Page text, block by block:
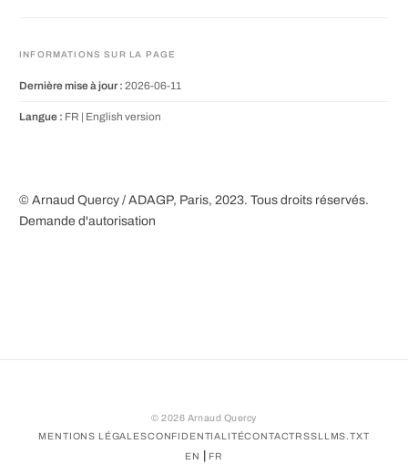
INFORMATIONS SUR LA PAGE
Dernière mise à jour : 2026-06-11
Langue : FR | English version
© Arnaud Quercy / ADAGP, Paris, 2023. Tous droits réservés.
Demande d'autorisation
©2026 Arnaud Quercy
MENTIONS LÉGALESCONFIDENTIALITÉCONTACTRSSLLMS.TXT
EN
FR